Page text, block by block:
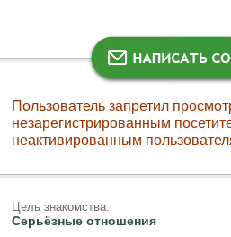
Пользователь запретил
незарегистрированным
неактивированным
Цель знакомства:
Серьёзные отношения